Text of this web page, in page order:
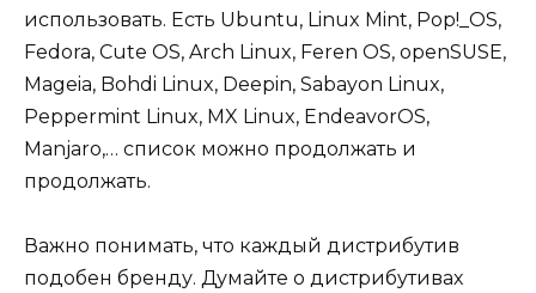
использовать. Есть Ubuntu, Linux Mint, Pop!_OS,
Fedora, Cute OS, Arch Linux, Feren OS, openSUSE,
Mageia, Bohdi Linux, Deepin, Sabayon Linux,
Peppermint Linux, MX Linux, EndeavorOS,
Manjaro,… список можно продолжать и
продолжать.
Важно понимать, что каждый дистрибутив
подобен бренду. Думайте о дистрибутивах